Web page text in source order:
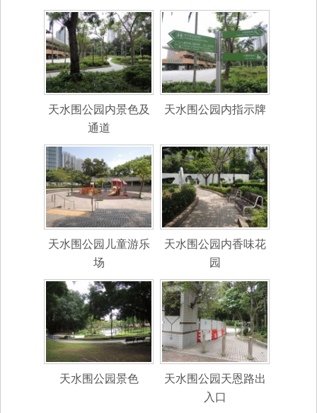
天水围公园内景色及
通道
天水围公园内指示牌
天水围公园儿童游乐
场
天水围公园内香味花
园
天水围公园景色
天水围公园天恩路出
入口